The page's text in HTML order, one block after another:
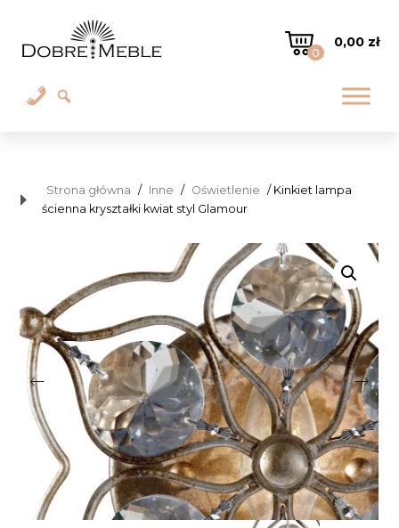
0
0,00 zł
Strona główna / Inne / Oświetlenie / Kinkiet lampa
ścienna kryształki kwiat styl Glamour